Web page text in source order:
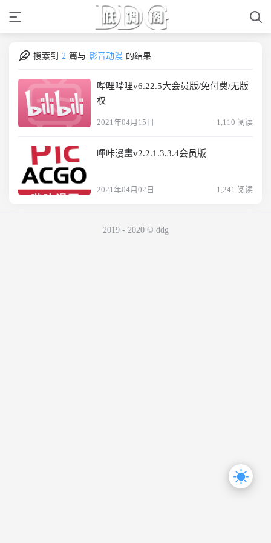
搜索到 2 篇与 影音动漫 的结果
哔哩哔哩v6.22.5大会员版/免付费/无版
权
2021年04月15日 1,110 阅读
嗶咔漫畫v2.2.1.3.3.4会员版
2021年04月02日 1,241 阅读
2019 - 2020 © ddg